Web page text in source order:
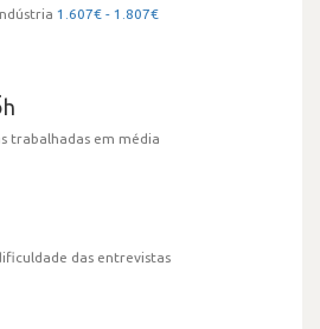
1.607€ - 1.807€
h
trabalhadas em média
das entrevistas